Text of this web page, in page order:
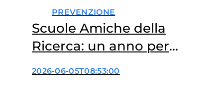
PREVENZIONE
Scuole Amiche della
Ricerca: un anno per
portare la scienza nella
2026-06-05T08:53:00